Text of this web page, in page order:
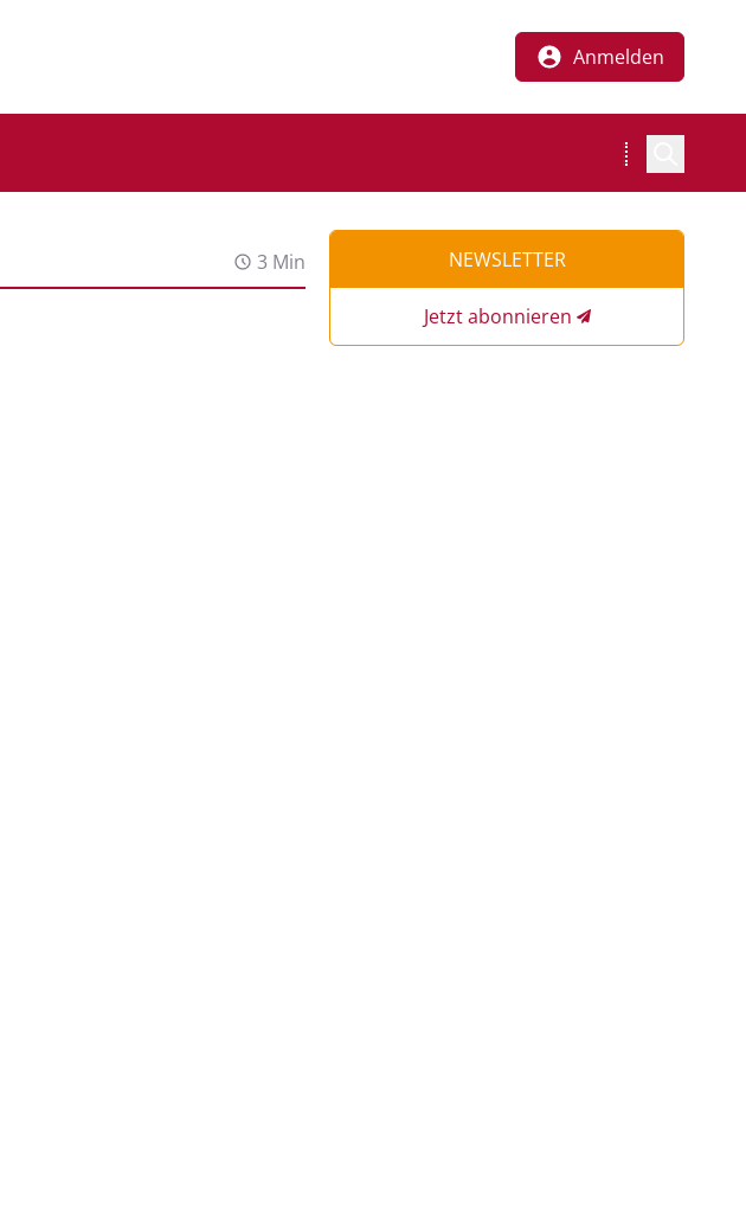
Anmelden
3 Min NEWSLETTER
Jetzt abonnieren